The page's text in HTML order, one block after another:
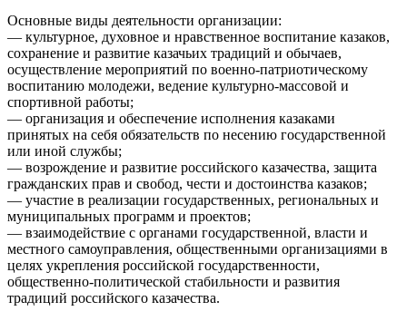
Основные виды деятельности организации:
— культурное, духовное и нравственное воспитание казаков,
сохранение и развитие казачьих традиций и обычаев,
осуществление мероприятий по военно-патриотическому
воспитанию молодежи, ведение культурно-массовой и
спортивной работы;
— организация и обеспечение исполнения казаками
принятых на себя обязательств по несению государственной
или иной службы;
— возрождение и развитие российского казачества, защита
гражданских прав и свобод, чести и достоинства казаков;
— участие в реализации государственных, региональных и
муниципальных программ и проектов;
— взаимодействие с органами государственной, власти и
местного самоуправления, общественными организациями в
целях укрепления российской государственности,
общественно-политической стабильности и развития
традиций российского казачества.